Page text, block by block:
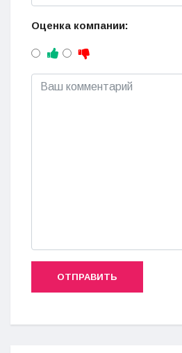
Оценка компании:
ОТПРАВИТЬ